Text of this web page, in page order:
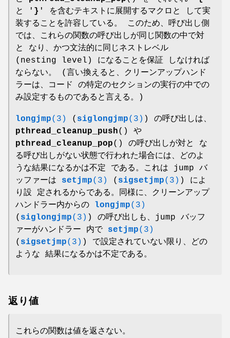
と ' } ' を含むテキストに展開するマクロと して実
装することを許容している。 このため、呼び出し側
では、これらの関数の呼び出しが同じ関数の中で対
と なり、かつ文法的に同じネストレベル
(nesting level) になることを保証 しなければ
ならない。 (言い換えると、クリーンアップハンド
ラーは、コード の特定のセクションの実行の中での
み設定するものであると言える。)
longjmp(3) ( siglongjmp(3) ) の呼び出しは、
pthread_cleanup_push() や
pthread_cleanup_pop() の呼び出しが対と な
る呼び出しがない状態で行われた場合には、どのよ
うな結果になるかは不定 である。これは jump バ
ッファーは setjmp(3) ( sigsetjmp(3) ) によ
り設 定されるからである。同様に、クリーンアップ
ハンドラー内からの longjmp(3)
( siglongjmp(3) ) の呼び出しも、jump バッフ
ァーがハンドラー 内で setjmp(3)
( sigsetjmp(3) ) で設定されていない限り、どの
ような 結果になるかは不定である。
返り値
これらの関数は値を返さない。